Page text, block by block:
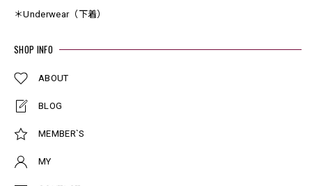
＊Underwear（下着）
SHOP INFO
ABOUT
BLOG
MEMBER`S
MY